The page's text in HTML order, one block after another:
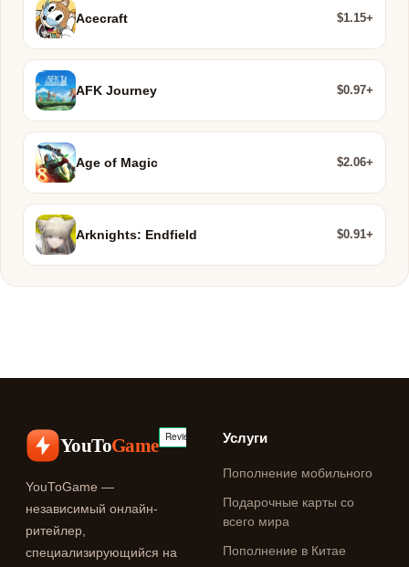
Acecraft $1.15+
AFK Journey $0.97+
Age of Magic $2.06+
Arknights: Endfield $0.91+
YouToGame
YouToGame —
независимый онлайн-
ритейлер,
специализирующийся на
Услуги
Пополнение мобильного
Подарочные карты со
всего мира
Пополнение в Китае